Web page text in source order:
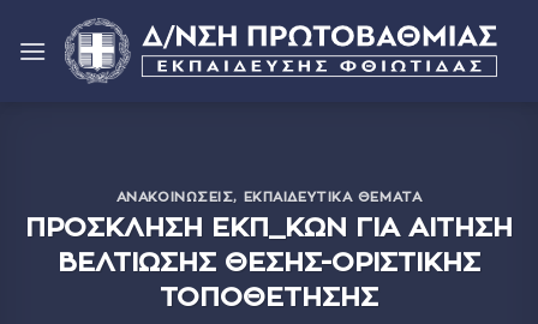
Μετάβαση
στο
περιεχόμενο
ΑΝΑΚΟΙΝΏΣΕΙΣ, ΕΚΠΑΙΔΕΥΤΙΚΆ ΘΈΜΑΤΑ
ΠΡΟΣΚΛΗΣΗ ΕΚΠ_ΚΩΝ ΓΙΑ ΑΙΤΗΣΗ
ΒΕΛΤΙΩΣΗΣ ΘΕΣΗΣ-ΟΡΙΣΤΙΚΗΣ
ΤΟΠΟΘΕΤΗΣΗΣ